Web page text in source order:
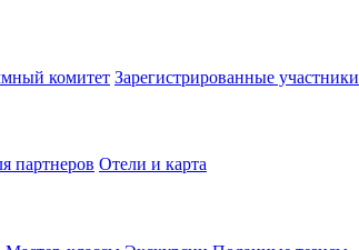
комитет Зарегистрированные участники
партнеров Отели и карта